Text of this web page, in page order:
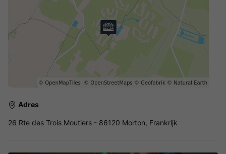
Adres
26 Rte des Trois Moutiers - 86120 Morton, Frankrijk